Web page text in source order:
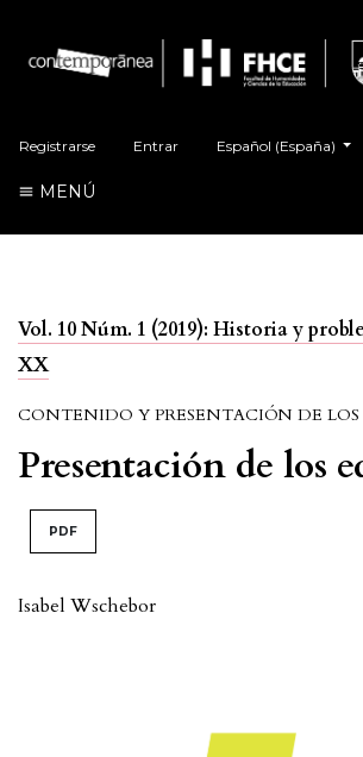
Registrarse Entrar Español (España)
MENÚ
Vol. 10 Núm. 1 (2019): Historia y
XX
CONTENIDO Y PRESENTACIÓN DE LOS
Presentación de los
PDF
Isabel Wschebor